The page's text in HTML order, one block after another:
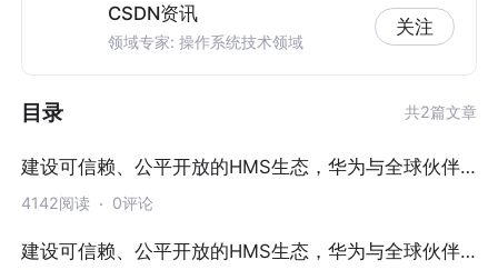
CSDN资讯
领域专家: 操作系统技术领域
关注
目录 共2篇文章
建设可信赖、公平开放的HMS生态，华为与全球伙伴
合作共赢
4142阅读 0评论
建设可信赖、公平开放的HMS生态，华为与全球伙伴